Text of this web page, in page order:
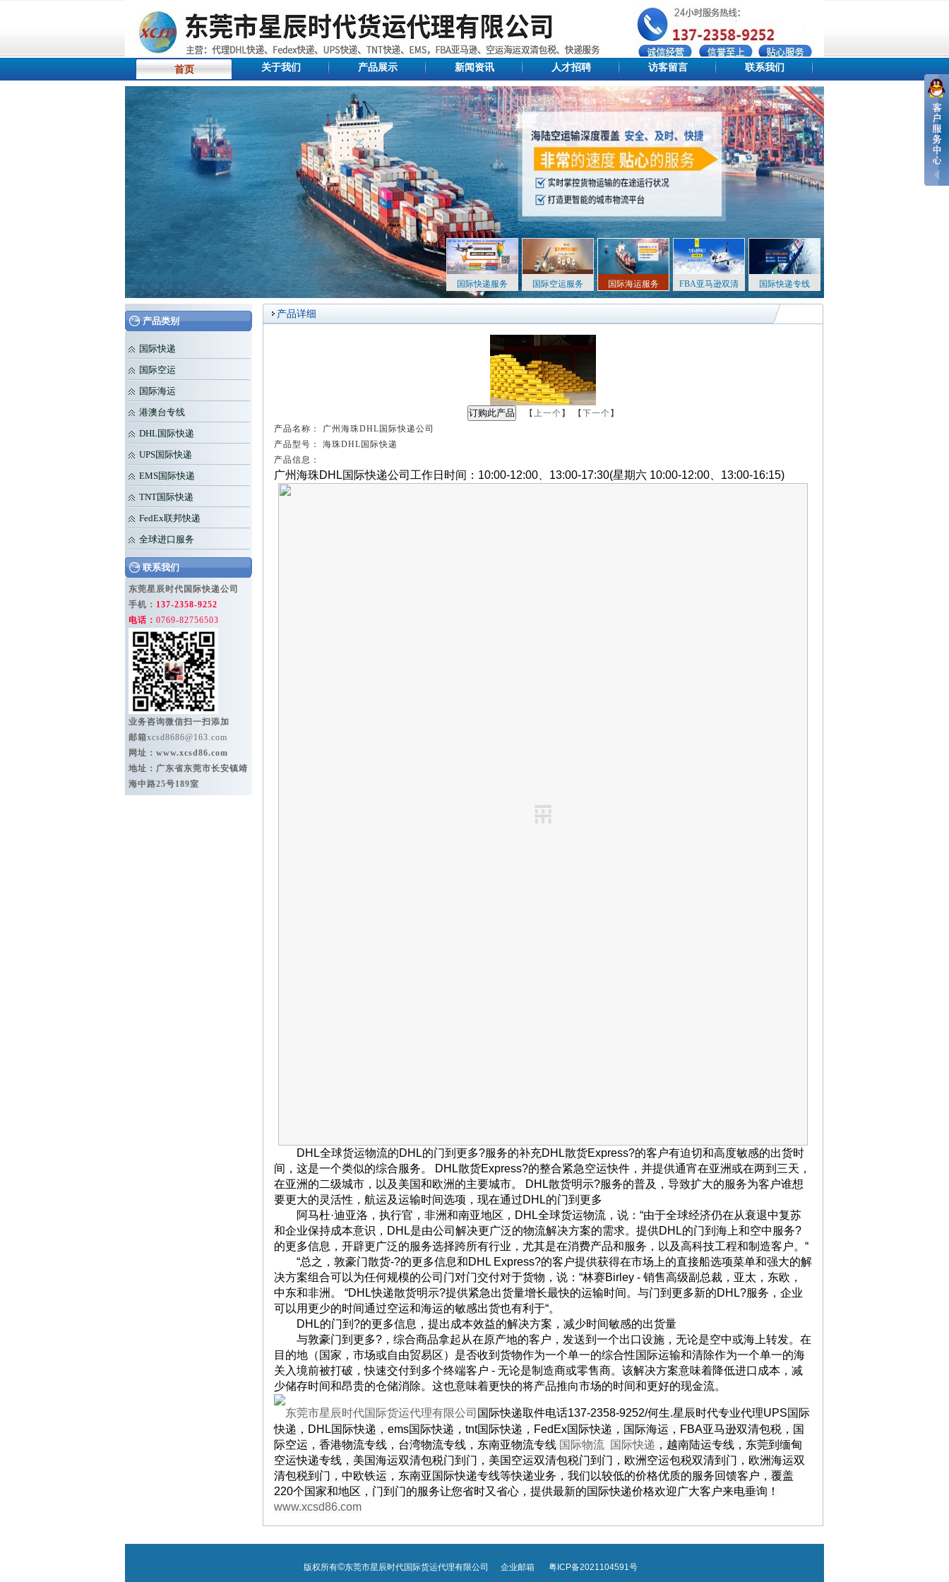
设为首页 添加收藏 站点地图
首页 关于我们 产品展示 新闻资讯 人才招聘 访客留言 联系我们
国际快递服务 国际空运服务 国际海运服务 FBA亚马逊双清 国际快递专线
产品类别
国际快递
国际空运
国际海运
港澳台专线
DHL国际快递
UPS国际快递
EMS国际快递
TNT国际快递
FedEx联邦快递
全球进口服务
联系我们
东莞星辰时代国际快递公司
手机： 137-2358-9252
电话： 0769-82756503
业务咨询微信扫一扫添加
邮箱xcsd8686@163.com
网址： www.xcsd86.com
地址：广东省东莞市长安镇靖
海中路25号189室
产品详细
【 上一个 】 【 下一个 】
产品名称： 广州海珠DHL国际快递公司
产品型号： 海珠DHL国际快递
产品信息：
广州海珠DHL国际快递公司工作日时间：10:00-12:00、13:00-17:30(星期六 10:00-12:00、13:00-16:15)
DHL全球货运物流的DHL的门到更多?服务的补充DHL散货Express?的客户有迫切和高度敏感的出货时
间，这是一个类似的综合服务。 DHL散货Express?的整合紧急空运快件，并提供通宵在亚洲或在两到三天，
在亚洲的二级城市，以及美国和欧洲的主要城市。 DHL散货明示?服务的普及，导致扩大的服务为客户谁想
要更大的灵活性，航运及运输时间选项，现在通过DHL的门到更多
阿马杜·迪亚洛，执行官，非洲和南亚地区，DHL全球货运物流，说：“由于全球经济仍在从衰退中复苏
和企业保持成本意识，DHL是由公司解决更广泛的物流解决方案的需求。提供DHL的门到海上和空中服务?
的更多信息，开辟更广泛的服务选择跨所有行业，尤其是在消费产品和服务，以及高科技工程和制造客户。“
“总之，敦豪门散货-?的更多信息和DHL Express?的客户提供获得在市场上的直接船选项菜单和强大的解
决方案组合可以为任何规模的公司门对门交付对于货物，说：“林赛Birley - 销售高级副总裁，亚太，东欧，
中东和非洲。 “DHL快递散货明示?提供紧急出货量增长最快的运输时间。与门到更多新的DHL?服务，企业
可以用更少的时间通过空运和海运的敏感出货也有利于“。
DHL的门到?的更多信息，提出成本效益的解决方案，减少时间敏感的出货量
与敦豪门到更多?，综合商品拿起从在原产地的客户，发送到一个出口设施，无论是空中或海上转发。在
目的地（国家，市场或自由贸易区）是否收到货物作为一个单一的综合性国际运输和清除作为一个单一的海
关入境前被打破，快速交付到多个终端客户 - 无论是制造商或零售商。该解决方案意味着降低进口成本，减
少储存时间和昂贵的仓储消除。这也意味着更快的将产品推向市场的时间和更好的现金流。
东莞市星辰时代国际货运代理有限公司 国际快递取件电话137-2358-9252/何生.星辰时代专业代理UPS国际
快递 ， DHL国际快递 ， ems国际快递 ， tnt国际快递 ， FedEx国际快递 ， 国际海运 ， FBA亚马逊双清包税 ， 国
际空运 ， 香港物流专线 ， 台湾物流专线 ， 东南亚物流专线 国际物流 国际快递 ，越南陆运专线，东莞到缅甸
空运快递专线，美国海运双清包税门到门，美国空运双清包税门到门，欧洲空运包税双清到门，欧洲海运双
清包税到门，中欧铁运，东南亚国际快递专线等快递业务，我们以较低的价格优质的服务回馈客户，覆盖
220个国家和地区，门到门的服务让您省时又省心，提供最新的国际快递价格欢迎广大客户来电垂询！
www.xcsd86.com
版权所有©东莞市星辰时代国际货运代理有限公司 企业邮箱 粤ICP备2021104591号